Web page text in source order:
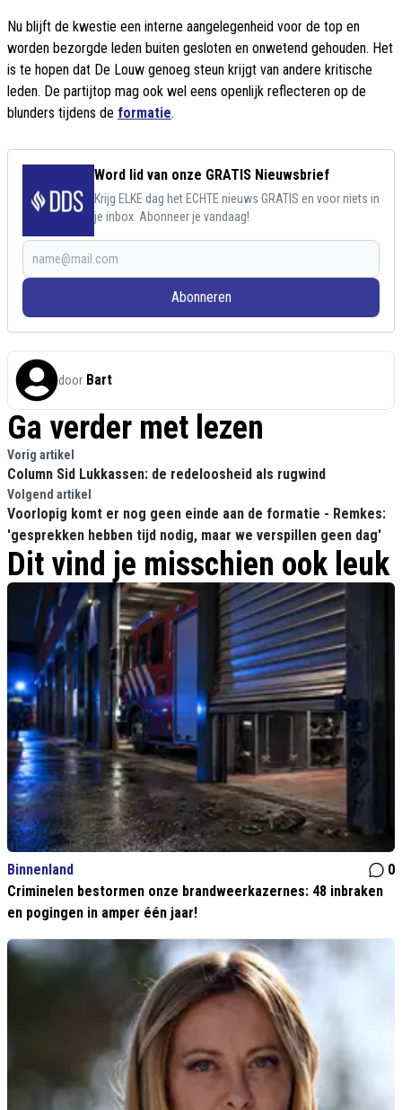
Nu blijft de kwestie een interne aangelegenheid voor de top en
worden bezorgde leden buiten gesloten en onwetend gehouden. Het
is te hopen dat De Louw genoeg steun krijgt van andere kritische
leden. De partijtop mag ook wel eens openlijk reflecteren op de
blunders tijdens de formatie.
Word lid van onze GRATIS Nieuwsbrief
Krijg ELKE dag het ECHTE nieuws GRATIS en voor niets in
je inbox. Abonneer je vandaag!
Abonneren
door Bart
Ga verder met lezen
Vorig artikel
Column Sid Lukkassen: de redeloosheid als rugwind
Volgend artikel
Voorlopig komt er nog geen einde aan de formatie - Remkes:
'gesprekken hebben tijd nodig, maar we verspillen geen dag'
Dit vind je misschien ook leuk
Binnenland
0
Criminelen bestormen onze brandweerkazernes: 48 inbraken
en pogingen in amper één jaar!